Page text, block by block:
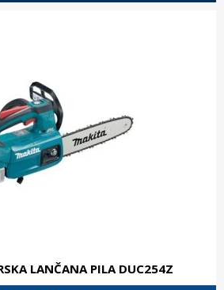
LANČANA PILA DUC254Z